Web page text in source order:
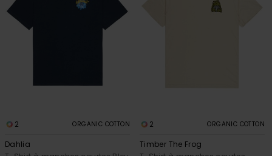
2 ORGANIC COTTON
Dahlia
2 ORGANIC COTTON
Timber The Frog